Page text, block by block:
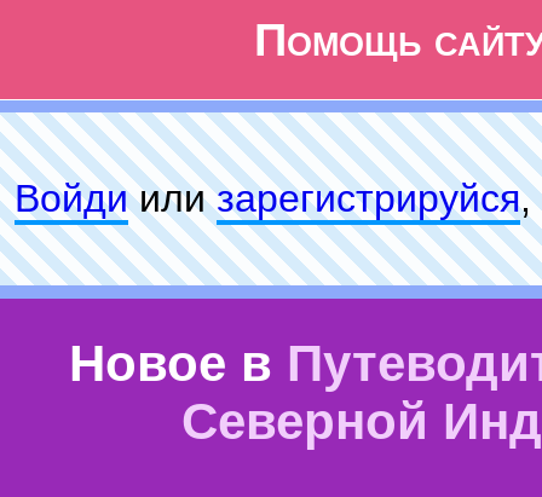
Помощь
Войдиилизарeгиcтpируйся,
Новое в
Северной